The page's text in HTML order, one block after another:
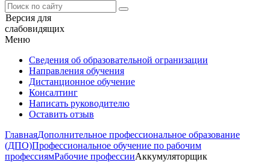
Версия для
слабовидящих
Меню
Сведения об образовательной огранизации
Направления обучения
Дистанционное обучение
Консалтинг
Написать руководителю
Оставить отзыв
ГлавнаяДополнительное профессиональное образование
(ДПО)Профессиональное обучение по рабочим
профессиямРабочие профессииАккумуляторщик